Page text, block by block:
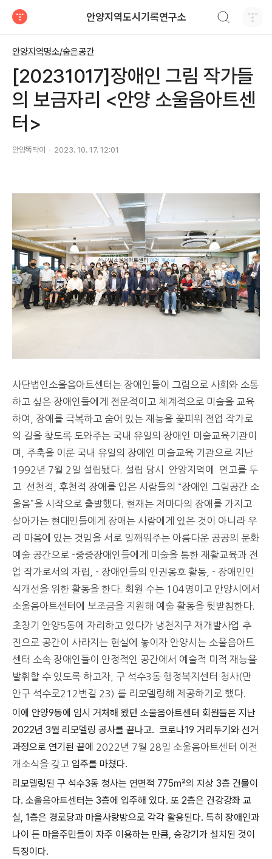
안양지역도시기록연구소
안양지역명소/숨은공간
[20231017]장애인 그림 작가들
의 보금자리 <안양 소울음아트센
터>
안양똑딱이 2023. 10. 17. 12:01
사단법인소울음아트센터는 장애인들이
그림으로 사회와 소통
하고 싶은 장애인들에게 전문적이고 체계적으로 미술을 교육
하여, 장애를 극복하고 숨어 있는 재능을 꽃피워 전업 작가로
의 길을 찾도록 도와주는 국내 유일의 장애인 미술교육기관이
며,
주축을 이룬 국내 유일의 장애인 미술교육 기관으로 지난
1992 년 7월 2 일 설립됐다. 설립 당시 안양지역에 연고를 두
고
선천적, 후천적 장애를 입은 사람들의 “장애인 그림공간 소
울음”을 시작으로 출발했다. 현재는 저마다의 장애를 가지고
살아가는 현대인들에게 장애는 사람에게 있은 것이 아니라 우
리 마음에 있는 것임을 서로 일깨워주는 아름다운 공공의 문화
예술 공간으로 -중증장애인들에게 미술을 통한 재활교육과 전
업 작가로서의 자립, - 장애인들의 인권옹호 활동, - 장애인인
식개선을 위한 활동을 한다. 회원 수는 104명이고 안양시에서
소울음아트센터에 보조금을 지원해 예술 활동을 뒷받침한다.
초창기 안양5동에 자리하고 있다가 냉천지구 재개발사업 추
진으로 공간이 사라지는 현실에 놓이자 안양시는 소울음아트
센터 소속 장애인들이 안정적인 공간에서 예술적 미적 재능을
발휘할 수 있도록 하고자
구 석수3동 행정복지센터 청사(만
안구 석수로212 번길 23) 를 리모델링해 제공하기로 했다.
이에 안양9동에 임시 거처해 왔던 소울음아트센터 회원들은 지난
2022년 3월 리모델링 공사를 끝나고. 코로나19 거리두기와 선거
과정으로 연기된 끝에 2022년 7월 28일 소울음아트센터 이전
개소식을 갖고 입주를 마쳤다.
리모델링된 구 석수3동 청사는 연면적 775㎡의 지상 3층 건물이
다. 소울음아트센터는 3층에 입주해 있다. 또 2층은 건강강좌 교
실, 1층은 경로당과 마을사랑방으로 각각 활용된다. 특히 장애인과
나이 든 마을주민들이 자주 이용하는 만큼, 승강기가 설치된 것이
특징이다.